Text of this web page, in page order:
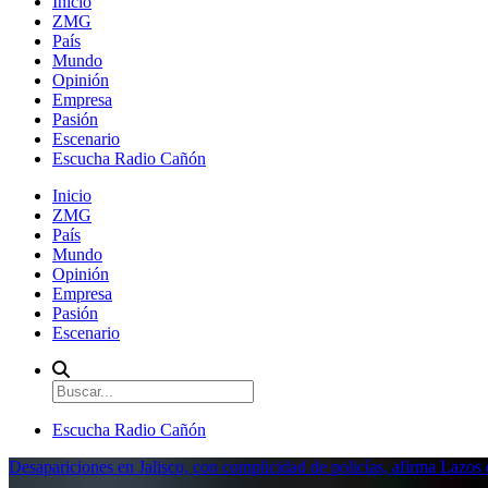
ZMG
País
Mundo
Opinión
Empresa
Pasión
Escenario
Escucha Radio Cañón
Inicio
ZMG
País
Mundo
Opinión
Empresa
Pasión
Escenario
Escucha Radio Cañón
Desapariciones en Jalisco, con complicidad de policías, afirma Lazos